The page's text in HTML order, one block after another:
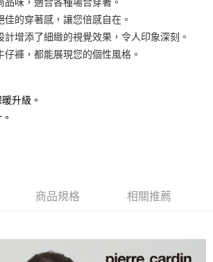
含以上)免運費
含以上)免運費
佳的穿著感，讓您倍感自在。
計增添了細緻的視覺效果，令人印象深刻。
仔褲，都能展現您的個性風格。
升級。
商品規格 相關推薦